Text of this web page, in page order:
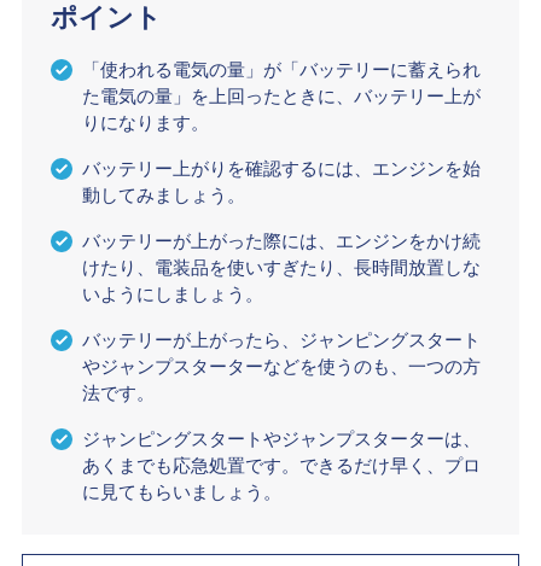
ポイント
「使われる電気の量」が「バッテリーに蓄えられ
た電気の量」を上回ったときに、バッテリー上が
りになります。
バッテリー上がりを確認するには、エンジンを始
動してみましょう。
バッテリーが上がった際には、エンジンをかけ続
けたり、電装品を使いすぎたり、長時間放置しな
いようにしましょう。
バッテリーが上がったら、ジャンピングスタート
やジャンプスターターなどを使うのも、一つの方
法です。
ジャンピングスタートやジャンプスターターは、
あくまでも応急処置です。できるだけ早く、プロ
に見てもらいましょう。